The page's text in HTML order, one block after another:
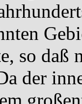
so
der